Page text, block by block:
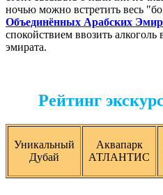
ночью можно встретить весь
Объединённых Арабских
спокойствием ввозить
эмирата.
Рейтинг
Уникальный
Дубай
Аквапарк
АТЛАНТИС